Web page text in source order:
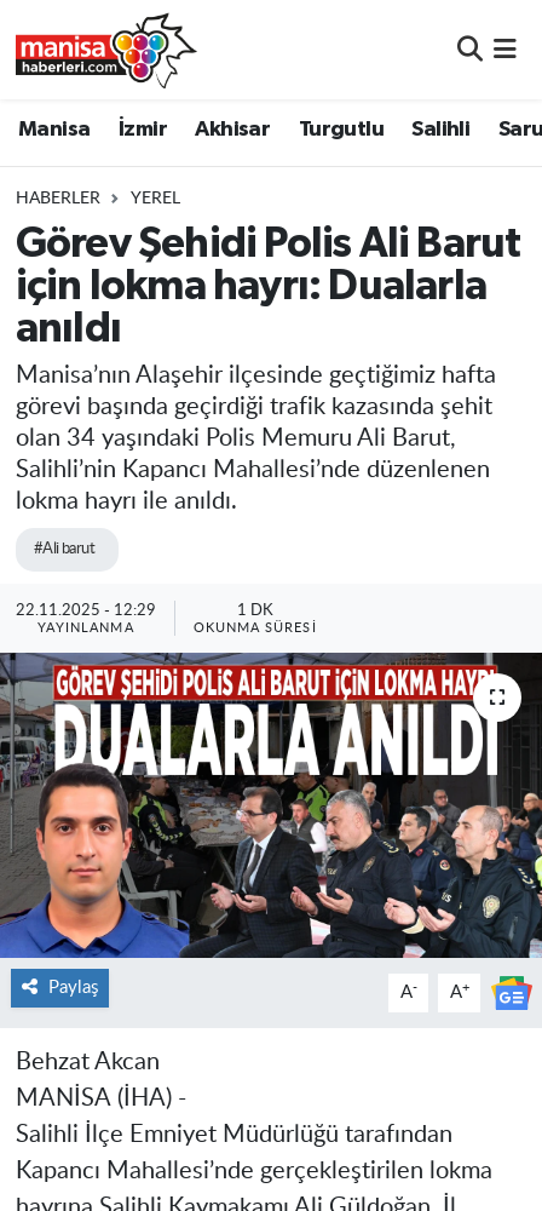
Manisa İzmir Akhisar Turgutlu Salihli
HABERLER YEREL
Görev Şehidi Polis Ali Barut
için lokma hayrı: Dualarla
anıldı
Manisa’nın Alaşehir ilçesinde geçtiğimiz hafta
görevi başında geçirdiği trafik kazasında şehit
olan 34 yaşındaki Polis Memuru Ali Barut,
Salihli’nin Kapancı Mahallesi’nde düzenlenen
lokma hayrı ile anıldı.
#Ali barut
22.11.2025 - 12:29
YAYINLANMA
1 DK
OKUNMA SÜRESI
Paylaş A- A+
Behzat Akcan
MANİSA (İHA) -
Salihli İlçe Emniyet Müdürlüğü tarafından
Kapancı Mahallesi’nde gerçekleştirilen lokma
Turgutlu
Salihli
Saruhanlı
Soma
Manisa Nöbetçi Eczaneler
Manisa Trafik Yoğunluk Haritası
Süper Lig Puan Durumu ve Fikstür
Tüm Manşetler
Son Dakika Haberleri